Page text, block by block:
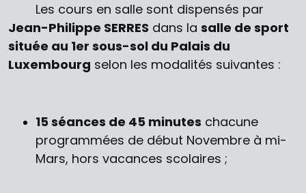
Les cours en salle sont dispensés par
Jean-Philippe SERRES dans la salle de sport
située au 1er sous-sol du Palais du
Luxembourg selon les modalités suivantes :
15 séances de 45 minutes chacune
programmées de début Novembre à mi-
Mars, hors vacances scolaires ;